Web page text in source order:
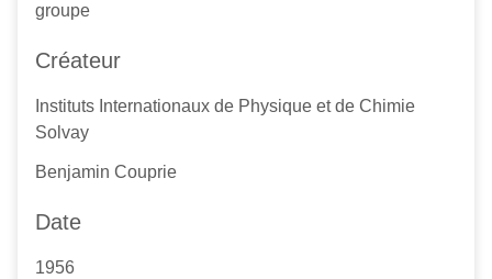
groupe
Créateur
Instituts Internationaux de Physique et de Chimie
Solvay
Benjamin Couprie
Date
1956